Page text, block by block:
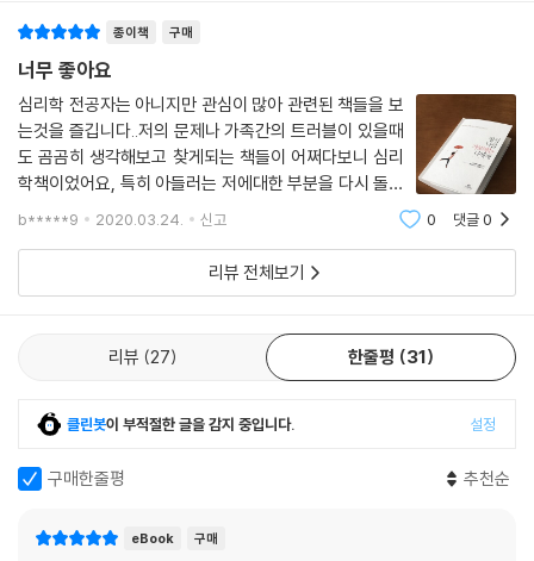
과 감정까지 주관적일 수 있다는 것을 인정할 수 있어야 한다. 사람을 사랑
하고 인간의 희망을 믿었던 아들러의 따뜻한 문장은 언제나 부족하다고 느
끼는 많은 사람에게 적절한 조언이 되어줄 것이다.
왜 100년이 지난 지금, 아들러인가? 아들러의 통찰은 현대를 살아가는 우
리에게 큰 울림을 준다. 자신의 결정과 실행에 대한 책임은 오롯이 스스로
지되, 우리가 어떻게 연결되어 있는지 체감하며 살아갈 수 있다면 우리들
의 책임 회피와 그로 인한 불행은 상당히 줄어들지 않을까. 개인심리학의
창시자 알프레드 아들러의 지금의 의미는 이로써 충분할 것이다.
“어떤 문제든 해법은 여기에 있다. 더 용기를 내고 더 협력하는 것.“
아들러 통찰의 진수를 맞볼 수 있는 대중교양서 국내 최초 출간
국내에 출간된 아들러의 저서 대부분은 전문학술서로, 강의록을 묶어 엮은
책이라 구어체로 되어 있고 중복되는 말이 많다. 이 책에서는 아들러 철학
고 비교당하며 정체성을 잃어버린 채 휩쓸려온 이들에게 신선한 자극을 주
도록 장마다 내용을 나누고 내용을 정리해, 읽다 보면 자연스럽게 그의 사
종이책 구매
너무 좋아요
심리학 전공자는 아니지만 관심이 많아 관련된 책들을 보
는것을 즐깁니다..저의 문제나 가족간의 트러블이 있을때
도 곰곰히 생각해보고 찾게되는 책들이 어쩌다보니 심리
학책이었어요, 특히 아들러는 저에대한 부분을 다시 돌아
보고 생각할 수 있어 좋습니다. 책을 펼치지마자 첫 페이
와닿았습니다..미움받을 용기도 너무 좋은
b*****9 2020.03.24. 신고 0 댓글0
리뷰 전체보기
리뷰 27 한줄평 31
클린봇이 부적절한 글을 감지 중입니다. 설정
구매한줄평 추천순
eBook 구매